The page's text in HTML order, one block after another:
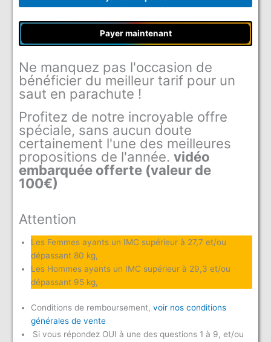
Payer maintenant
Ne manquez pas l'occasion de
bénéficier du meilleur tarif pour un
saut en parachute !
Profitez de notre incroyable offre
spéciale, sans aucun doute
certainement l'une des meilleures
propositions de l'année.vidéo
embarquée offerte (valeur de
100€)
Attention
Les Femmes ayants un IMC supérieur à 27,7 et/ou
dépassant 80 kg,
Les Hommes ayants un IMC supérieur à 29,3 et/ou
dépassant 95 kg,
Conditions de remboursement,voir nos conditions
générales de vente
Si vous répondez OUI à une des questions 1 à 9, et/ou